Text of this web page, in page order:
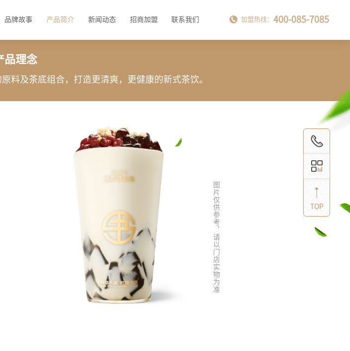
加盟热线：400-085-7085
品牌故事 产品简介 新闻动态 招商加盟 联系我们
品理念
料及茶底组合，打造更清爽，更健康的新式茶饮。
图片仅供参考，请以门店实物为准 TOP